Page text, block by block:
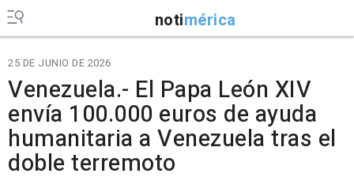
notimérica
25 DE JUNIO DE 2026
Venezuela.- El Papa León XIV
envía 100.000 euros de ayuda
humanitaria a Venezuela tras el
doble terremoto